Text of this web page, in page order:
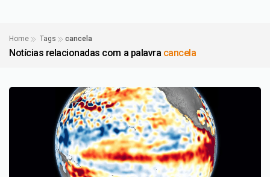
Home Tags cancela
Notícias relacionadas com a palavra cancela